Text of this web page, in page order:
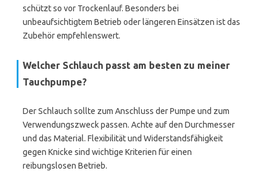
schützt so vor Trockenlauf. Besonders bei
unbeaufsichtigtem Betrieb oder längeren Einsätzen ist das
Zubehör empfehlenswert.
Welcher Schlauch passt am besten zu meiner
Tauchpumpe?
Der Schlauch sollte zum Anschluss der Pumpe und zum
Verwendungszweck passen. Achte auf den Durchmesser
und das Material. Flexibilität und Widerstandsfähigkeit
gegen Knicke sind wichtige Kriterien für einen
reibungslosen Betrieb.